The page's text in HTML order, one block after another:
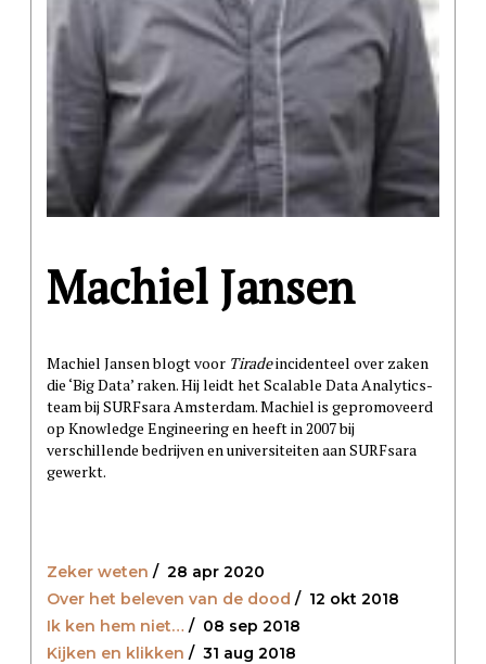
Machiel Jansen
Machiel Jansen blogt voor Tiradeincidenteel over zaken
die ‘Big Data’ raken. Hij leidt het Scalable Data Analytics-
team bij SURFsara Amsterdam. Machiel is gepromoveerd
op Knowledge Engineering en heeft in 2007 bij
verschillende bedrijven en universiteiten aan SURFsara
gewerkt.
Zeker weten / 28 apr 2020
Over het beleven van de dood / 12 okt 2018
Ik ken hem niet… / 08 sep 2018
Kijken en klikken / 31 aug 2018